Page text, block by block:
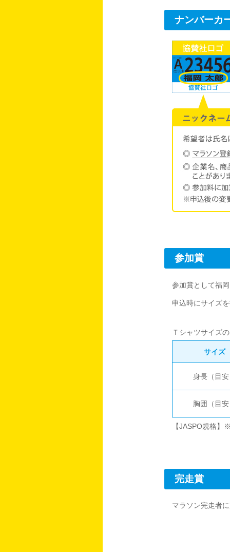
ナンバーカ
参加賞
参加賞として福
申込時にサイズ
Ｔシャツサイズ
サイズ
身長（目
胸囲（目
【JASPO規格
完走賞
マラソン完走者